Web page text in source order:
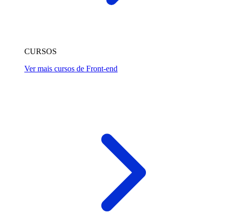
CURSOS
Ver mais cursos de Front-end